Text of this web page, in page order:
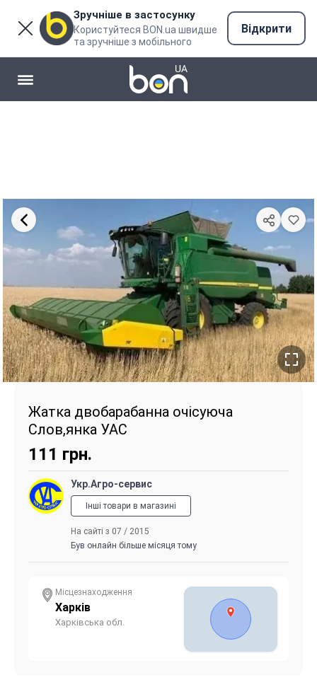
Зручніше в застосунку
Користуйтеся BON.ua швидше
та зручніше з мобільного
Відкрити
Жатка двобарабанна очісуюча
Слов,янка УАС
111 грн.
Укр.Агро-сервис
Інші товари в магазині
На сайті з 07 / 2015
Був онлайн більше місяця тому
Місцезнаходження
Харків
Харківська обл.